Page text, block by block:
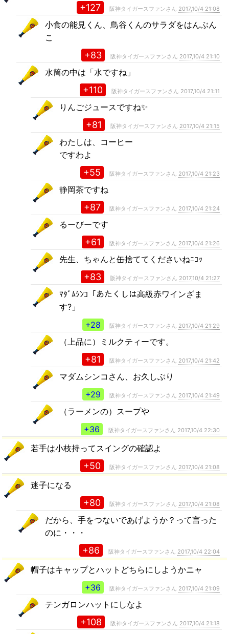
+127 阪神タイガースファンさん 2017,10/4 21:08
小食の能見くん、鳥谷くんのサラダをはんぶん
こ
+83 阪神タイガースファンさん 2017,10/4 21:10
水筒の中は「水ですね」
+110 阪神タイガースファンさん 2017,10/4 21:11
りんごジュースですね✨
+81 阪神タイガースファンさん 2017,10/4 21:15
わたしは、コーヒー
ですわよ
+55 阪神タイガースファンさん 2017,10/4 21:23
静岡茶ですね
+87 阪神タイガースファンさん 2017,10/4 21:24
るーびーです
+61 阪神タイガースファンさん 2017,10/4 21:26
先生、ちゃんと缶捨ててくださいねﾆｺｯ
+83 阪神タイガースファンさん 2017,10/4 21:27
ﾏﾀﾞﾑｼﾝｺ「あたくしは高級赤ワインざま
す?」
+28
阪神タイガースファンさん 2017,10/4 21:29
（上品に）ミルクティーです。
+81 阪神タイガースファンさん 2017,10/4 21:42
マダムシンコさん、お久しぶり
+29
阪神タイガースファンさん 2017,10/4 21:49
（ラーメンの）スープや
+36
阪神タイガースファンさん 2017,10/4 22:30
若手は小枝持ってスイングの確認よ
+50 阪神タイガースファンさん 2017,10/4 21:08
迷子になる
+80 阪神タイガースファンさん 2017,10/4 21:08
だから、手をつないであげようか？って言った
のに・・・
+86 阪神タイガースファンさん 2017,10/4 22:04
帽子はキャップとハットどちらにしようかニャ
+36
阪神タイガースファンさん 2017,10/4 21:09
テンガロンハットにしなよ
+108 阪神タイガースファンさん 2017,10/4 21:18